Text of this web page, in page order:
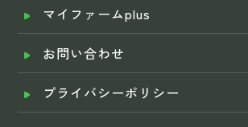
マイファームplus
お問い合わせ
プライバシーポリシー